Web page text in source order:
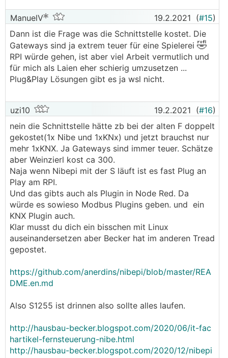
ManuelV 19.2.2021 (#15)
Dann ist die Frage was die Schnittstelle kostet. Die
Gateways sind ja extrem teuer für eine Spielerei 🤣
RPI würde gehen, ist aber viel Arbeit vermutlich und
für mich als Laien eher schierig umzusetzen ...
Plug&Play Lösungen gibt es ja wsl nicht.
uzi10 19.2.2021 (#16)
nein die Schnittstelle hätte zb bei der alten F doppelt
gekostet(1x Nibe und 1xKNx) und jetzt brauchst nur
mehr 1xKNX. Ja Gateways sind immer teuer. Schätze
aber Weinzierl kost ca 300.
Naja wenn Nibepi mit der S läuft ist es fast Plug an
Play am RPI.
Und das gibts auch als Plugin in Node Red. Da
würde es sowieso Modbus Plugins geben. und ein
KNX Plugin auch.
Klar musst du dich ein bisschen mit Linux
auseinandersetzen aber Becker hat im anderen Tread
gepostet.
https://github.com/anerdins/nibepi/blob/master/REA
DME.en.md
Also S1255 ist drinnen also sollte alles laufen.
http://hausbau-becker.blogspot.com/2020/06/it-fac
hartikel-fernsteuerung-nibe.html
http://hausbau-becker.blogspot.com/2020/12/nibepi